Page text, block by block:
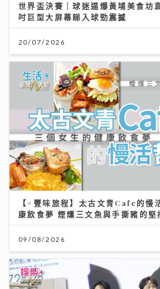
世界盃決賽｜球迷逼爆黃埔美食坊
吋巨型大屏幕睇入球勁震撼
20/07/2026
【#豐味旅程】太古文青Cafe的慢
康飲食夢 煙燻三文魚與手撕豬的堅
09/08/2026